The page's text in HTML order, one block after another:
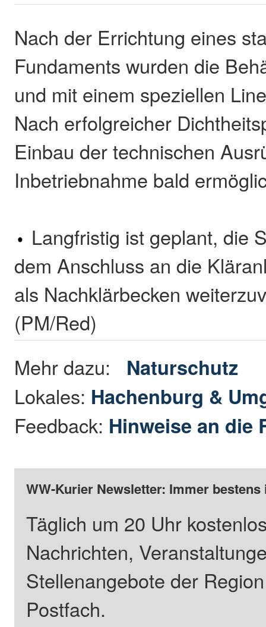
Nach der Errichtung eines
Fundaments wurden die
und mit einem speziellen
Nach erfolgreicher
Einbau der technischen
Inbetriebnahme bald
Langfristig ist geplant, die
dem Anschluss an die
als Nachklärbecken
(PM/Red)
Mehr dazu: Naturschutz
Lokales: Hachenburg &
Feedback: Hinweise an die
WW-Kurier Newsletter: Immer
Täglich um 20 Uhr
Nachrichten,
Stellenangebote der
Postfach.